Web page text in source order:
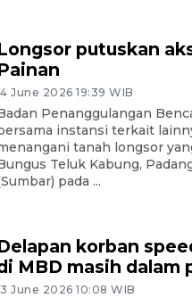
putuskan
June 2026 19:39 WIB
Penanggulangan
instansi terkait
tanah longsor
Teluk Kabung,
pada ...
korban
MBD masih dalam
June 2026 10:08 WIB